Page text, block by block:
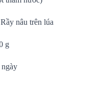
nâu trên lúa
g